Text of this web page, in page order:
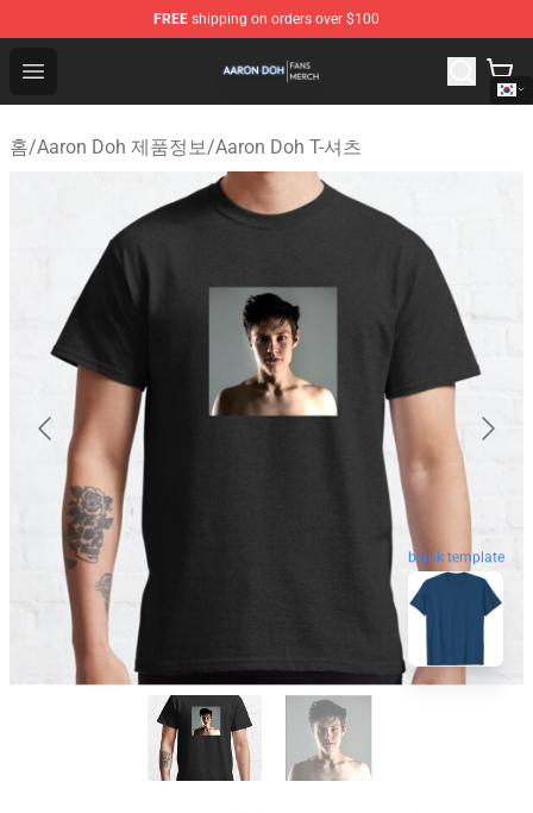
FREE shipping on orders over $100
Open menu
Aaron Doh Shop - Official Aaron Doh Merchandise Store
홈/Aaron Doh 제품정보/Aaron Doh T-셔츠
blank template